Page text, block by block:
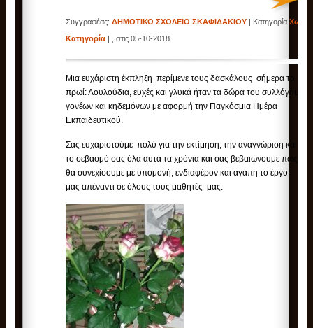
Συγγραφέας:ΔΗΜΟΤΙΚΟ ΣΧΟΛΕΙΟ ΣΚΑΦΙΔΑΚΙΟΥ | ΚατηγορίαΧωρίς
Κατηγορία | , στις 05-10-2018
Μια ευχάριστη έκπληξη περίμενε τους δασκάλους σήμερα το
πρωί: Λουλούδια, ευχές και γλυκά ήταν τα δώρα του συλλόγου
γονέων και κηδεμόνων με αφορμή την Παγκόσμια Ημέρα
Εκπαιδευτικού.
Σας ευχαριστούμε πολύ για την εκτίμηση, την αναγνώριση και
το σεβασμό σας όλα αυτά τα χρόνια και σας βεβαιώνουμε πως
θα συνεχίσουμε με υπομονή, ενδιαφέρον και αγάπη το έργο
μας απέναντι σε όλους τους μαθητές μας.